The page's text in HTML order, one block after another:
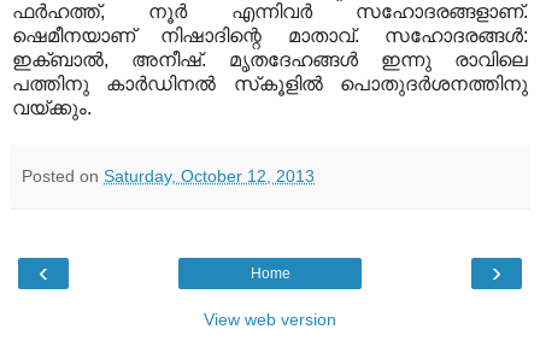
ഫര്‍ഹത്ത്‌, നൂര്‍ എന്നിവര്‍ സഹോദരങ്ങളാണ്‌.
ഷെമീനയാണ്‌ നിഷാദിന്റെ മാതാവ്‌. സഹോദരങ്ങള്‍:
ഇക്‌ബാല്‍, അനീഷ്‌. മൃതദേഹങ്ങള്‍ ഇന്നു രാവിലെ
പത്തിനു കാര്‍ഡിനല്‍ സ്‌കൂളില്‍ പൊതുദര്‍ശനത്തിനു
വയ്ക്കും.
Posted on Saturday, October 12, 2013
‹ ›
Home
View web version